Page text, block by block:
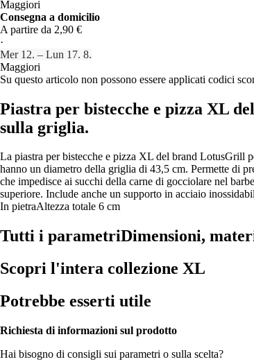
Maggiori
Consegna a domicilio
A partire da 2,90 €
·
Mer 12. – Lun 17. 8.
Maggiori
Su questo articolo non possono essere applicati codici
Piastra per bistecche e pizza XL
sulla griglia.
La piastra per bistecche e pizza XL del brand LotusGrill
hanno un diametro della griglia di 43,5 cm. Permette di
che impedisce ai succhi della carne di gocciolare nel
superiore. Include anche un supporto in acciaio
In pietraAltezza totale 6 cm
Tutti i parametriDimensioni,
Scopri l'intera collezione XL
Potrebbe esserti utile
Richiesta di informazioni sul prodotto
Hai bisogno di consigli sui parametri o sulla scelta?